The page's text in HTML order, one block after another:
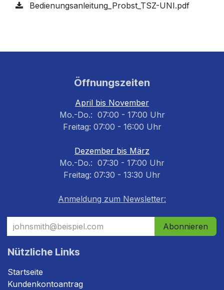
Bedienungsanleitung_Probst_TSZ-UNI.pdf
Öffnungszeiten
April bis November
Mo.-Do.: 07:00 - 17:00 Uhr
Freitag: 07:00 - 16:00 Uhr
Dezember bis März
Mo.-Do.: 07:30 - 17:00 Uhr
Freitag: 07:30 - 13:30 Uhr
Anmeldung zum Newsletter:
Abonnieren
Nützliche Links
Startseite
Kundenkontoantrag